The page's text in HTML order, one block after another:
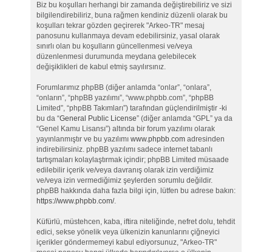
Biz bu koşulları herhangi bir zamanda değiştirebiliriz ve sizi
bilgilendirebiliriz, buna rağmen kendiniz düzenli olarak bu
koşulları tekrar gözden geçirerek "Arkeo-TR" mesaj
panosunu kullanmaya devam edebilirsiniz, yasal olarak
sınırlı olan bu koşulların güncellenmesi ve/veya
düzenlenmesi durumunda meydana gelebilecek
değişiklikleri de kabul etmiş sayılırsınız.
Forumlarımız phpBB (diğer anlamda “onlar”, “onlara”,
“onların”, “phpBB yazılımı”, “www.phpbb.com”, “phpBB
Limited”, “phpBB Takımları”) tarafından güçlendirilmiştir -ki
bu da “General Public License” (diğer anlamda “GPL” ya da
“Genel Kamu Lisansı”) altında bir forum yazılımı olarak
yayınlanmıştır ve bu yazılımı www.phpbb.comadresinden
indirebilirsiniz. phpBB yazılımı sadece internet tabanlı
tartışmaları kolaylaştırmak içindir; phpBB Limited müsaade
edilebilir içerik ve/veya davranış olarak izin verdiğimiz
ve/veya izin vermediğimiz şeylerden sorumlu değildir.
phpBB hakkında daha fazla bilgi için, lütfen bu adrese bakın:
https://www.phpbb.com/.
Küfürlü, müstehcen, kaba, iftira niteliğinde, nefret dolu, tehdit
edici, sekse yönelik veya ülkenizin kanunlarını çiğneyici
içerikler göndermemeyi kabul ediyorsunuz, "Arkeo-TR"